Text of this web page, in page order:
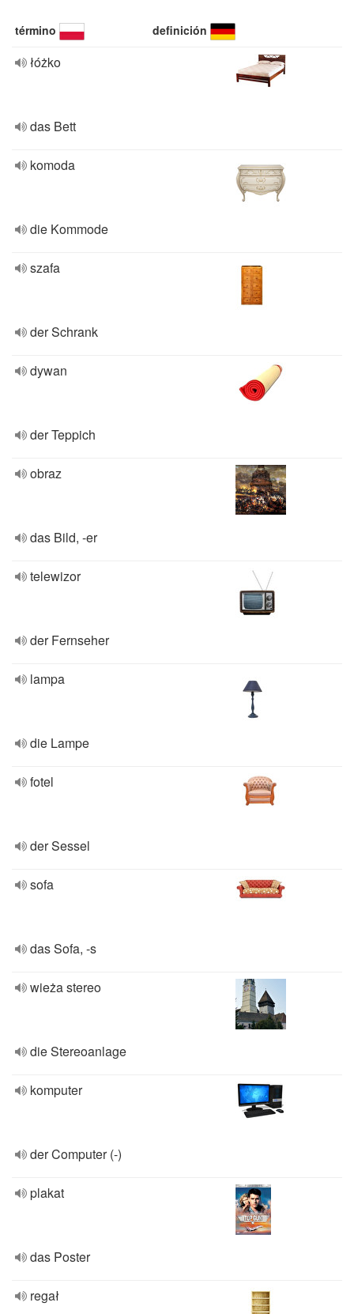
término definición
łóżko
das Bett
komoda
die Kommode
szafa
der Schrank
dywan
der Teppich
obraz
das Bild, -er
telewizor
der Fernseher
lampa
die Lampe
fotel
der Sessel
sofa
das Sofa, -s
wieża stereo
die Stereoanlage
komputer
der Computer (-)
plakat
das Poster
regał